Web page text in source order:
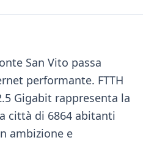
San Vito passa
performante. FTTH
Gigabit rappresenta la
città di 6864 abitanti
ambizione e